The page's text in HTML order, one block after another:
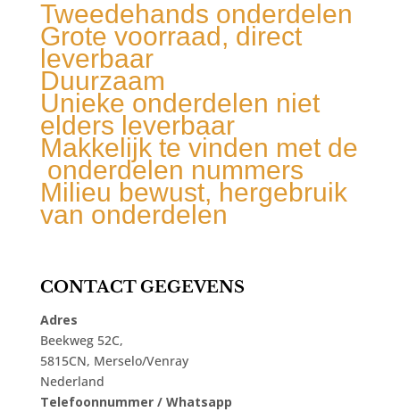
Tweedehands onderdelen
Grote voorraad, direct
leverbaar
Duurzaam
Unieke onderdelen niet
elders leverbaar
Makkelijk te vinden met de
onderdelen nummers
Milieu bewust, hergebruik
van onderdelen
CONTACT GEGEVENS
Adres
Beekweg 52C,
5815CN, Merselo/Venray
Nederland
Telefoonnummer / Whatsapp